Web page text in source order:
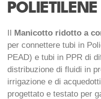
POLIETILENE
Il Manicotto ridotto a
per connettere tubi in
PEAD) e tubi in PPR di
distribuzione di fluidi in
irrigazione e di
progettato e testato per